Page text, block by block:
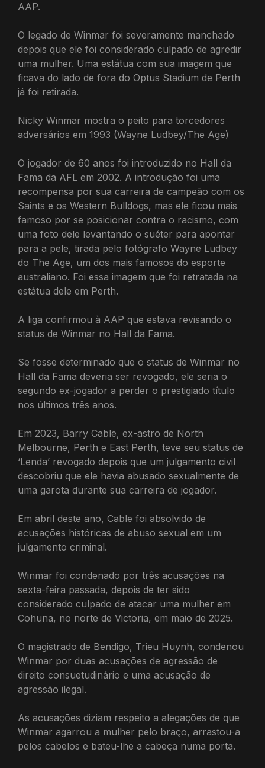
AAP.
O legado de Winmar foi severamente manchado
depois que ele foi considerado culpado de agredir
uma mulher. Uma estátua com sua imagem que
ficava do lado de fora do Optus Stadium de Perth
já foi retirada.
Nicky Winmar mostra o peito para torcedores
adversários em 1993 (Wayne Ludbey/The Age)
O jogador de 60 anos foi introduzido no Hall da
Fama da AFL em 2002. A introdução foi uma
recompensa por sua carreira de campeão com os
Saints e os Western Bulldogs, mas ele ficou mais
famoso por se posicionar contra o racismo, com
uma foto dele levantando o suéter para apontar
para a pele, tirada pelo fotógrafo Wayne Ludbey
do The Age, um dos mais famosos do esporte
australiano. Foi essa imagem que foi retratada na
estátua dele em Perth.
A liga confirmou à AAP que estava revisando o
status de Winmar no Hall da Fama.
Se fosse determinado que o status de Winmar no
Hall da Fama deveria ser revogado, ele seria o
segundo ex-jogador a perder o prestigiado título
nos últimos três anos.
Em 2023, Barry Cable, ex-astro de North
Melbourne, Perth e East Perth, teve seu status de
‘Lenda’ revogado depois que um julgamento civil
descobriu que ele havia abusado sexualmente de
uma garota durante sua carreira de jogador.
Em abril deste ano, Cable foi absolvido de
acusações históricas de abuso sexual em um
julgamento criminal.
Winmar foi condenado por três acusações na
sexta-feira passada, depois de ter sido
considerado culpado de atacar uma mulher em
Cohuna, no norte de Victoria, em maio de 2025.
O magistrado de Bendigo, Trieu Huynh, condenou
Winmar por duas acusações de agressão de
direito consuetudinário e uma acusação de
agressão ilegal.
As acusações diziam respeito a alegações de que
Winmar agarrou a mulher pelo braço, arrastou-a
pelos cabelos e bateu-lhe a cabeça numa porta.